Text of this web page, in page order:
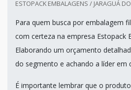
ESTOPACK EMBALAGENS / JARAGUÁ
Para quem busca por embalagem
com certeza na empresa Estopack
Elaborando um orçamento
do segmento e achando a líder em
É importante lembrar que o